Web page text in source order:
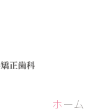
ホーム